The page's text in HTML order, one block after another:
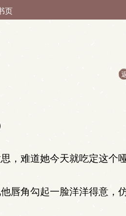
页
，难道她今天就吃定这个
唇角勾起一脸洋洋得意，